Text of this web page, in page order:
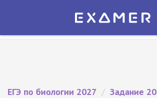
Экзамер — ЕГЭ 2027
ЕГЭ по биологии 2027 / Задание 20